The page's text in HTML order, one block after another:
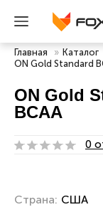
Главная » Каталог
ON Gold Standard
ON Gold
BCAA
0
Страна: США